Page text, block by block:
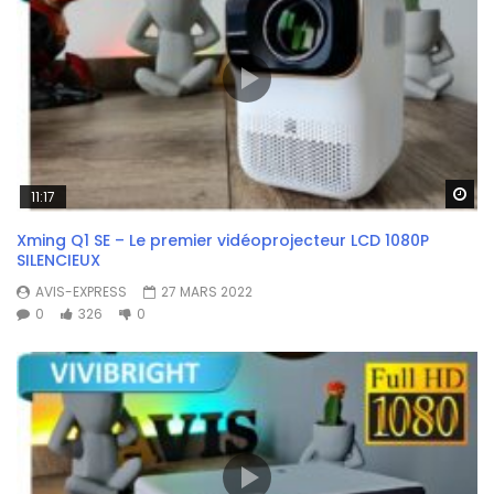
11:17
Xming Q1 SE – Le premier vidéoprojecteur LCD 1080P
SILENCIEUX
AVIS-EXPRESS
27 MARS 2022
0
326 0